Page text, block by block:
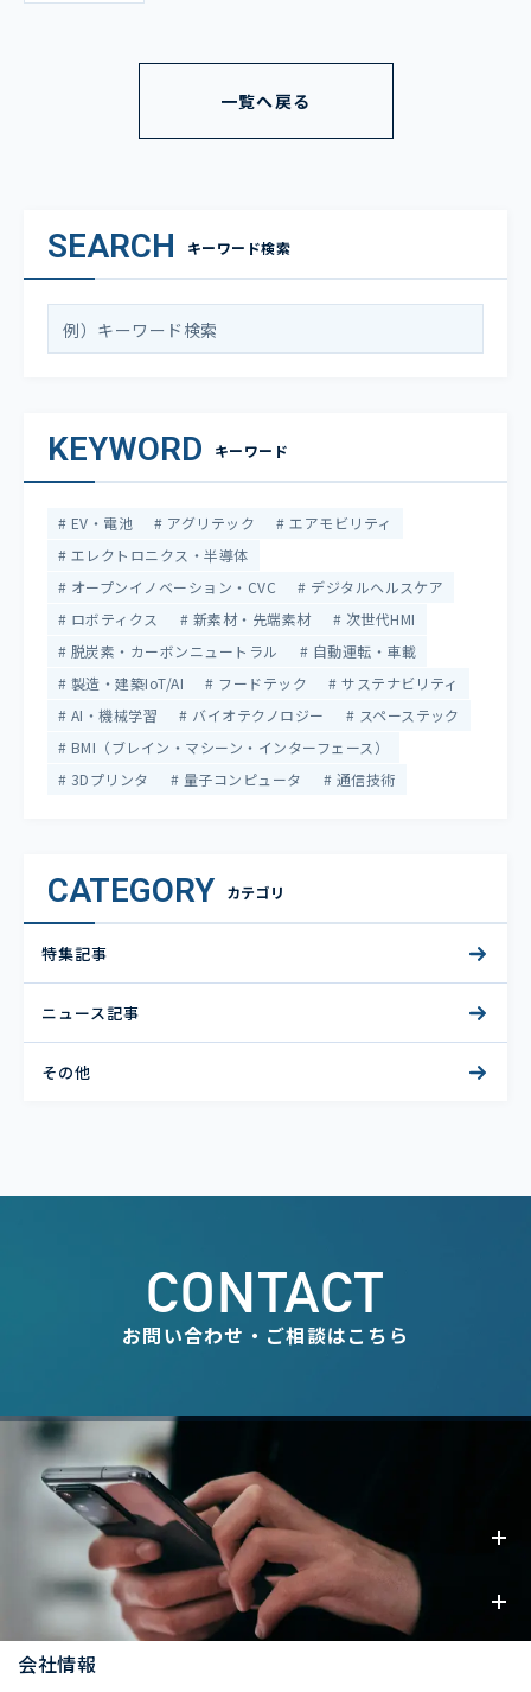
一覧へ戻る
SEARCH キーワード検索
KEYWORD キーワード
EV・電池 アグリテック
エアモビリティ
エレクトロニクス・半導体
オープンイノベーション・CVC
デジタルヘルスケア
ロボティクス
新素材・先端素材
次世代HMI
脱炭素・カーボンニュートラル
自動運転・車載
製造・建築IoT/AI
フードテック
サステナビリティ
AI・機械学習
バイオテクノロジー
スペーステック
BMI（ブレイン・マシーン・インターフェース）
3Dプリンタ
量子コンピュータ 通信技術
CATEGORY カテゴリ
特集記事
ニュース記事
その他
CONTACT
お問い合わせ・ご相談はこちら
事業内容
お知らせ
会社情報